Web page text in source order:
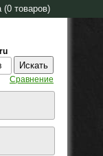
(0 товаров)
Сравнение